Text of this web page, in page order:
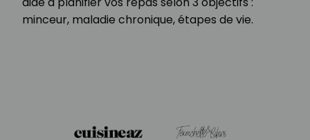
minceur, maladie chronique, étapes de vie.